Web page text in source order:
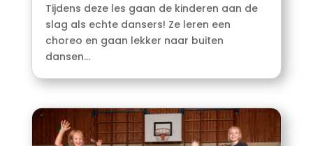
Tijdens deze les gaan de kinderen aan de
slag als echte dansers! Ze leren een
choreo en gaan lekker naar buiten
dansen...